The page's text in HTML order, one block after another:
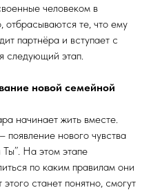
человеком в
отбрасываются те, что ему
партнёра и вступает с
следующий этап.
новой семейной
начинает жить вместе.
нового чувства
На этом этапе
по каким правилам они
станет понятно, смогут